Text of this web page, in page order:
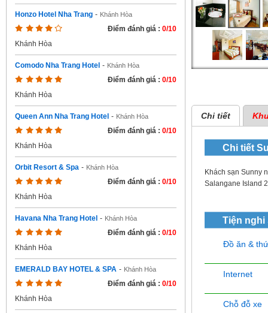
Honzo Hotel Nha Trang - Khánh Hòa
Điểm đánh giá : 0/10
Khánh Hòa
Comodo Nha Trang Hotel - Khánh Hòa
Điểm đánh giá : 0/10
Khánh Hòa
Queen Ann Nha Trang Hotel - Khánh Hòa
Điểm đánh giá : 0/10
Khánh Hòa
Orbit Resort & Spa - Khánh Hòa
Điểm đánh giá : 0/10
Khánh Hòa
Havana Nha Trang Hotel - Khánh Hòa
Điểm đánh giá : 0/10
Khánh Hòa
EMERALD BAY HOTEL & SPA - Khánh Hòa
Điểm đánh giá : 0/10
Khánh Hòa
Chi tiết
Chi tiết
Khách sạn Sunny
Salangane Island
Tiện nghi
Đồ ăn &
Internet
Chỗ đỗ xe